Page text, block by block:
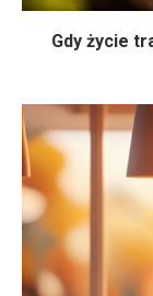
Gdy życie